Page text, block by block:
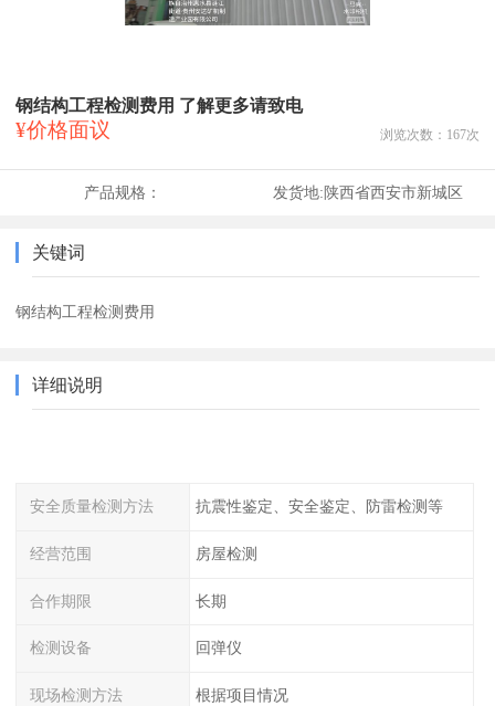
钢结构工程检测费用 了解更多请致电
¥价格面议 浏览次数： 167次
产品规格： 发货地:陕西省西安市新城区
关键词
钢结构工程检测费用
详细说明
安全质量检测方法 抗震性鉴定、安全鉴定、防雷检测等
经营范围 房屋检测
合作期限 长期
检测设备 回弹仪
现场检测方法 根据项目情况